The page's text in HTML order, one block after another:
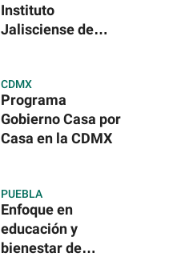
Instituto
Jalisciense de
CDMX
Programa
Gobierno Casa por
Casa en la CDMX
PUEBLA
Enfoque en
educación y
bienestar de